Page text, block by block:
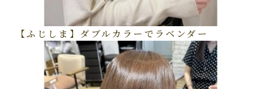
【ふじしま】ダブルカラーでラベンダー